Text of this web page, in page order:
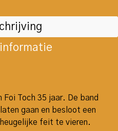
Toch 35 jaar. De band
gaan en besloot een
feit te vieren.